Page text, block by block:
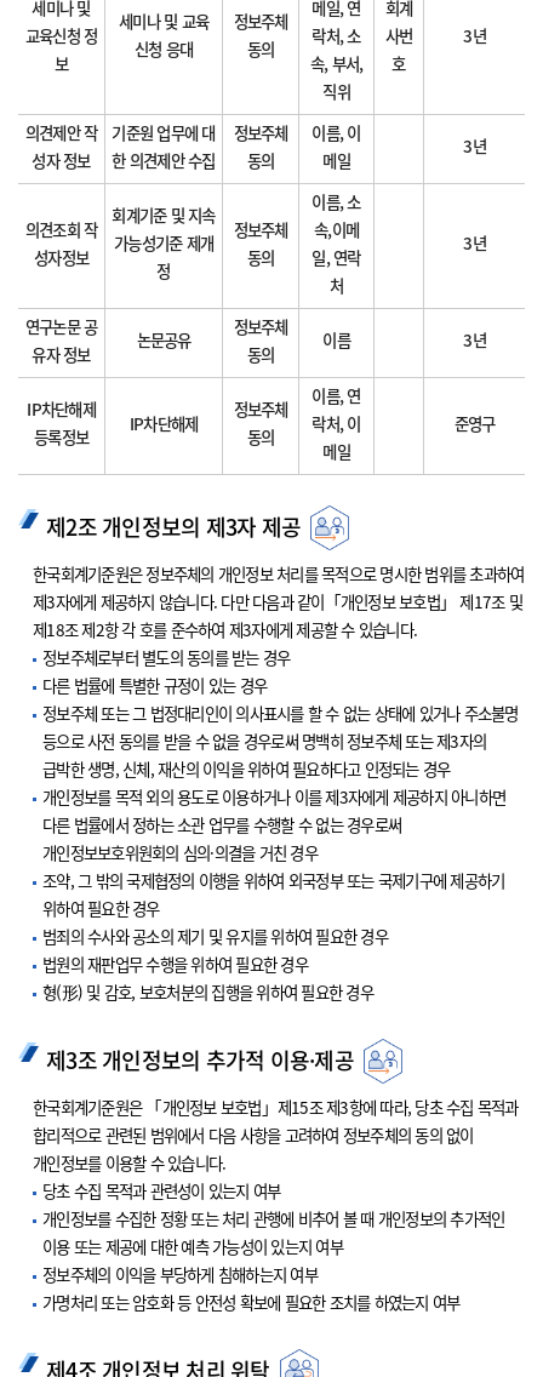
세미나 및
교육신청 정
보
세미나 및 교육
신청 응대
정보주체
동의
메일, 연
락처, 소
속, 부서,
직위
회계
사번
호
3년
의견제안 작
성자 정보
기준원 업무에 대
한 의견제안 수집
정보주체
동의
이름, 이
메일
3년
의견조회 작
성자정보
회계기준 및 지속
가능성기준 제개
정
정보주체
동의
이름, 소
속,이메
일, 연락
처
3년
연구논문 공
유자 정보
논문공유
정보주체
동의
이름 3년
IP차단해제
등록정보
IP차단해제
정보주체
동의
이름, 연
락처, 이
메일
준영구
제2조 개인정보의 제3자 제공
한국회계기준원은 정보주체의 개인정보 처리를 목적으로 명시한 범위를 초과하여
제3자에게 제공하지 않습니다. 다만 다음과 같이「개인정보 보호법」 제17조 및
제18조 제2항 각 호를 준수하여 제3자에게 제공할 수 있습니다.
정보주체로부터 별도의 동의를 받는 경우
다른 법률에 특별한 규정이 있는 경우
정보주체 또는 그 법정대리인이 의사표시를 할 수 없는 상태에 있거나 주소불명
등으로 사전 동의를 받을 수 없을 경우로써 명백히 정보주체 또는 제3자의
급박한 생명, 신체, 재산의 이익을 위하여 필요하다고 인정되는 경우
개인정보를 목적 외의 용도로 이용하거나 이를 제3자에게 제공하지 아니하면
다른 법률에서 정하는 소관 업무를 수행할 수 없는 경우로써
개인정보보호위원회의 심의·의결을 거친 경우
조약, 그 밖의 국제협정의 이행을 위하여 외국정부 또는 국제기구에 제공하기
위하여 필요한 경우
범죄의 수사와 공소의 제기 및 유지를 위하여 필요한 경우
법원의 재판업무 수행을 위하여 필요한 경우
형(形) 및 감호, 보호처분의 집행을 위하여 필요한 경우
제3조 개인정보의 추가적 이용·제공
한국회계기준원은 「개인정보 보호법」제15조 제3항에 따라, 당초 수집 목적과
합리적으로 관련된 범위에서 다음 사항을 고려하여 정보주체의 동의 없이
개인정보를 이용할 수 있습니다.
당초 수집 목적과 관련성이 있는지 여부
개인정보를 수집한 정황 또는 처리 관행에 비추어 볼 때 개인정보의 추가적인
이용 또는 제공에 대한 예측 가능성이 있는지 여부
정보주체의 이익을 부당하게 침해하는지 여부
가명처리 또는 암호화 등 안전성 확보에 필요한 조치를 하였는지 여부